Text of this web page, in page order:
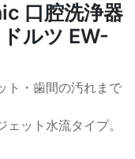
口腔洗浄器
ルツ EW-
ト・歯間の汚れまで
ット水流タイプ。